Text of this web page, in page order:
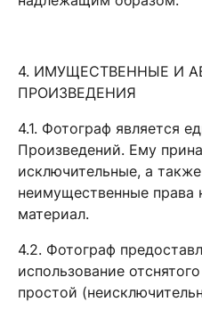
4. ИМУЩЕСТВЕННЫЕ И
ПРОИЗВЕДЕНИЯ
4.1. Фотограф является
Произведений. Ему
исключительные, а
неимущественные права
материал.
4.2. Фотограф
использование
простой